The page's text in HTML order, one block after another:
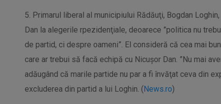
5. Primarul liberal al municipiului Rădăuţi, Bogdan
Dan la alegerile rpezidenţiale, deoarece ”politica nu
de partid, ci despre oameni”. El consideră că cea mai
care ar trebui să facă echipă cu Nicuşor Dan. ”Nu mai
adăugând că marile partide nu par a fi învăţat ceva din
excluderea din partid a lui Loghin. (News.ro)